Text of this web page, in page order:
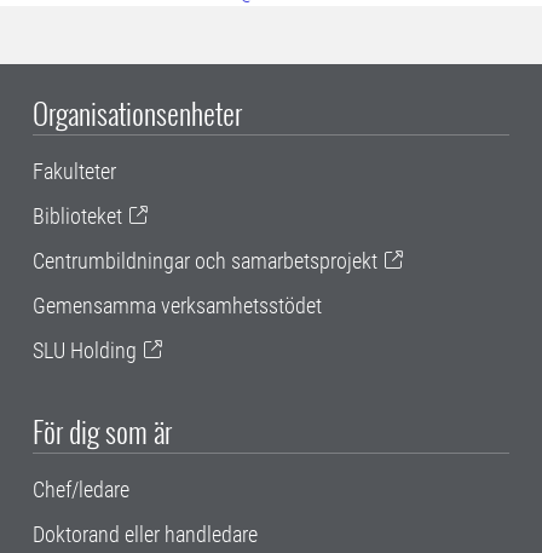
Organisationsenheter
Fakulteter
Biblioteket
Centrumbildningar och samarbetsprojekt
Gemensamma verksamhetsstödet
SLU Holding
För dig som är
Chef/ledare
Doktorand eller handledare